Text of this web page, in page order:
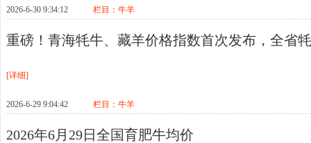
2026-6-30 9:34:12 栏目： 牛羊
重磅！青海牦牛、藏羊价格指数首次发布，全省
[详细]
2026-6-29 9:04:42 栏目： 牛羊
2026年6月29日全国育肥牛均价